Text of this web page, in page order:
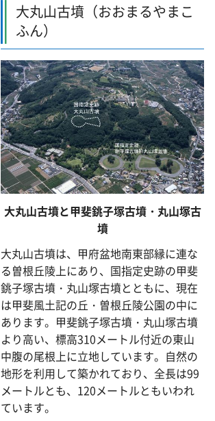
大丸山古墳（おおまるやまこ
ふん）
大丸山古墳と甲斐銚子塚古墳・丸山塚古
墳
大丸山古墳は、甲府盆地南東部縁に連な
る曽根丘陵上にあり、国指定史跡の甲斐
銚子塚古墳・丸山塚古墳とともに、現在
は甲斐風土記の丘・曽根丘陵公園の中に
あります。甲斐銚子塚古墳・丸山塚古墳
より高い、標高310メートル付近の東山
中腹の尾根上に立地しています。自然の
地形を利用して築かれており、全長は99
メートルとも、120メートルともいわれ
ています。